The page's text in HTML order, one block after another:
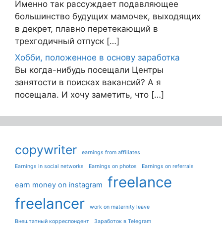
Именно так рассуждает подавляющее
большинство будущих мамочек, выходящих
в декрет, плавно перетекающий в
трехгодичный отпуск […]
Хобби, положенное в основу заработка
Вы когда-нибудь посещали Центры
занятости в поисках вакансий? А я
посещала. И хочу заметить, что […]
copywriter earnings from affiliates
Earnings in social networks Earnings on photos Earnings on referrals
earn money on instagram
freelance
freelancer
work on maternity leave
Внештатный корреспондент
Заработок в Telegram